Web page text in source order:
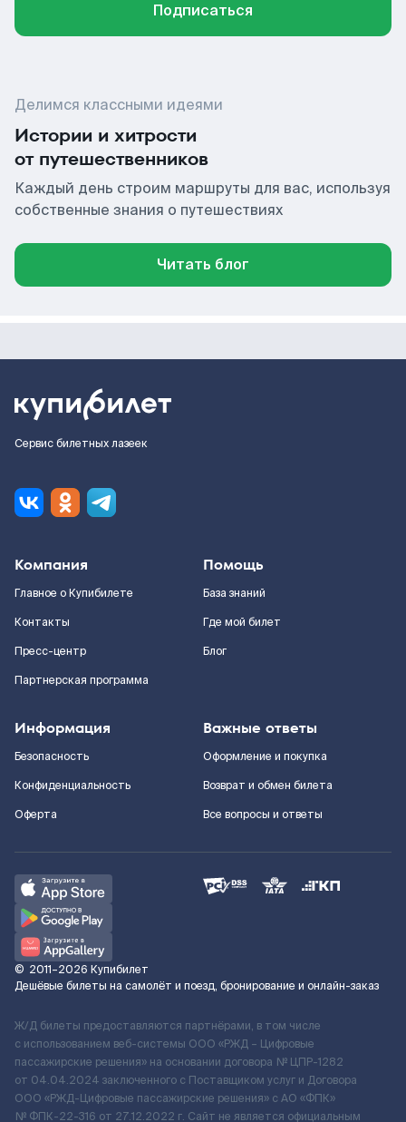
Подписаться
Делимся классными идеями
Истории и хитрости
от путешественников
Каждый день строим маршруты для вас, используя
собственные знания о путешествиях
Читать блог
Сервис билетных лазеек
Компания
Главное о Купибилете
Контакты
Пресс-центр
Партнерская программа
Помощь
База знаний
Где мой билет
Блог
Информация
Безопасность
Конфиденциальность
Оферта
Важные ответы
Оформление и покупка
Возврат и обмен билета
Все вопросы и ответы
© 2011–2026 Купибилет
Дешёвые билеты на самолёт и поезд, бронирование и онлайн-заказ
Ж/Д билеты предоставляются партнёрами, в том числе
с использованием веб-системы ООО «РЖД – Цифровые
пассажирские решения» на основании договора № ЦПР-1282
от 04.04.2024 заключенного с Поставщиком услуг и Договора
ООО «РЖД-Цифровые пассажирские решения» c АО «ФПК»
№ ФПК-22-316 от 27.12.2022 г. Сайт не является официальным